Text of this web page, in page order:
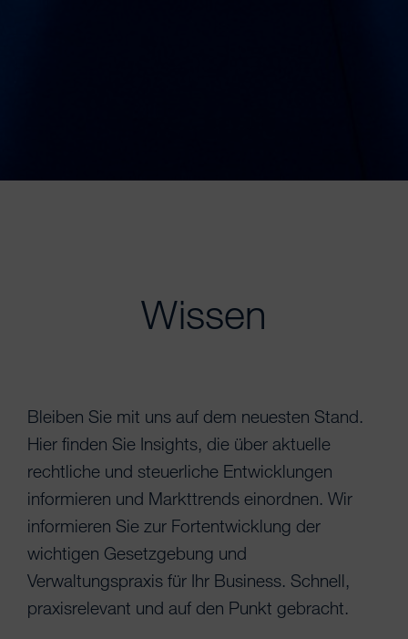
Wissen
Bleiben Sie mit uns auf dem neuesten Stand.
Hier finden Sie Insights, die über aktuelle
rechtliche und steuerliche Entwicklungen
informieren und Markttrends einordnen. Wir
informieren Sie zur Fortentwicklung der
wichtigen Gesetzgebung und
Verwaltungspraxis für Ihr Business. Schnell,
praxisrelevant und auf den Punkt gebracht.